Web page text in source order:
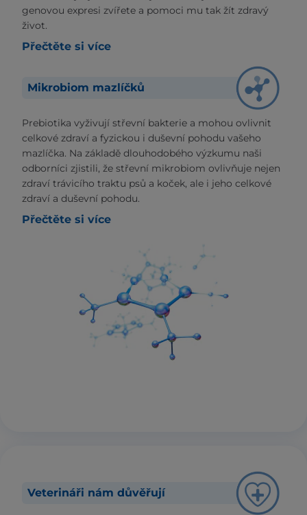
genovou expresi zvířete a pomoci mu tak žít zdravý
život.
Přečtěte si více
Mikrobiom mazlíčků
Prebiotika vyživují střevní bakterie a mohou ovlivnit
celkové zdraví a fyzickou i duševní pohodu vašeho
mazlíčka. Na základě dlouhodobého výzkumu naši
odborníci zjistili, že střevní mikrobiom ovlivňuje nejen
zdraví trávicího traktu psů a koček, ale i jeho celkové
zdraví a duševní pohodu.
Přečtěte si více
Veterináři nám důvěřují